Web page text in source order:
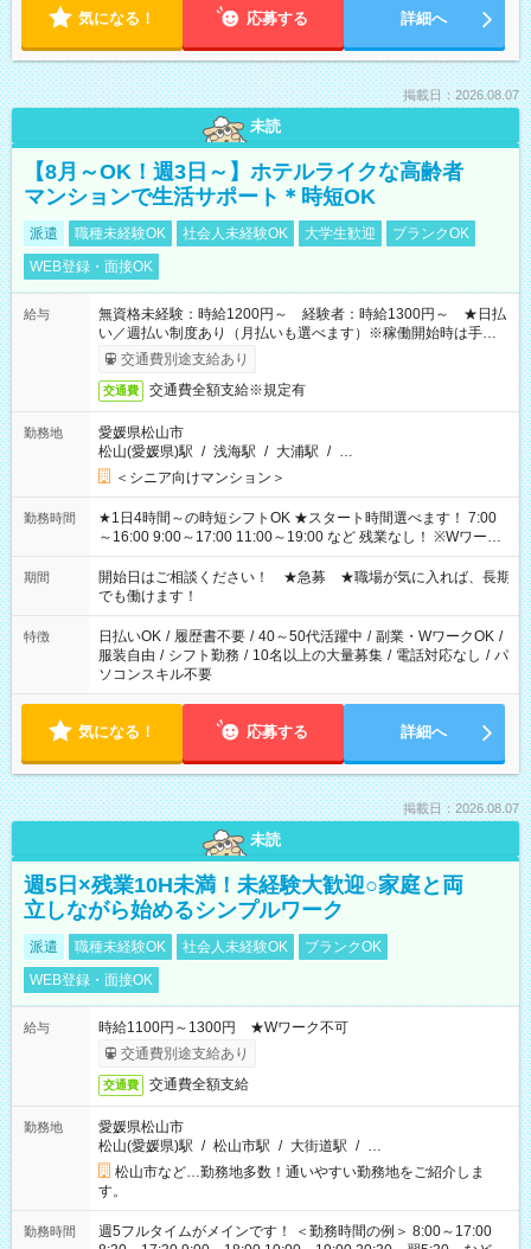
気になる！ 応募する 詳細へ
掲載日：2026.08.07
未読
【8月～OK！週3日～】ホテルライクな高齢者
マンションで生活サポート＊時短OK
派遣 職種未経験OK 社会人未経験OK 大学生歓迎
ブランクOK
WEB登録・面接OK
給与
無資格未経験：時給1200円～ 経験者：時給1300円～ ★日払
い／週払い制度あり（月払いも選べます）※稼働開始時は手続き
完了次第のお支払いとなります。
交通費別途支給あり
交通費 交通費全額支給※規定有
勤務地
愛媛県松山市
松山(愛媛県)駅 / 浅海駅 / 大浦駅 / …
＜シニア向けマンション＞
勤務時間
★1日4時間～の時短シフトOK ★スタート時間選べます！ 7:00
～16:00 9:00～17:00 11:00～19:00 など 残業なし！ ※Wワーク
の場合、他のお仕事と合わせ週40時間超の就業はご案内できま
せん ※法令に基づき、週20時間以上勤務は社会保険への加入対
象となります ※労働者派遣法（日雇い派遣の原則禁止）によ
り、短時間・短期間の就業はご案内が難しい場合があります
期間
開始日はご相談ください！ ★急募 ★職場が気に入れば、長期
でも働けます！
特徴 日払いOK / 履歴書不要 / 40～50代活躍中 / 副業・WワークOK /
服装自由 / シフト勤務 / 10名以上の大量募集 / 電話対応なし / パ
ソコンスキル不要
気になる！ 応募する 詳細へ
掲載日：2026.08.07
未読
週5日×残業10H未満！未経験大歓迎○家庭と両
立しながら始めるシンプルワーク
派遣 職種未経験OK 社会人未経験OK
ブランクOK
WEB登録・面接OK
給与
時給1100円～1300円 ★Wワーク不可
交通費別途支給あり
交通費 交通費全額支給
勤務地
愛媛県松山市
松山(愛媛県)駅 / 松山市駅 / 大街道駅 / …
松山市など…勤務地多数！通いやすい勤務地をご紹介しま
す。
勤務時間
週5フルタイムがメインです！ ＜勤務時間の例＞ 8:00～17:00